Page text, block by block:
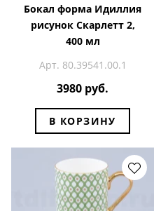
Бокал форма Идиллия
рисунок Скарлетт 2,
400 мл
Арт. 80.39541.00.1
3980 руб.
В КОРЗИНУ